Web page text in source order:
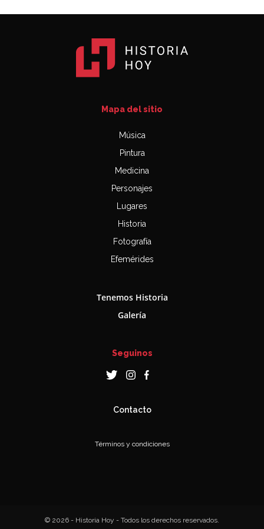
Mapa del sitio
Música
Pintura
Medicina
Personajes
Lugares
Historia
Fotografía
Efemérides
Tenemos Historia
Galería
Seguinos
Contacto
Términos y condiciones
© 2026 - Historia Hoy - Todos los derechos reservados.